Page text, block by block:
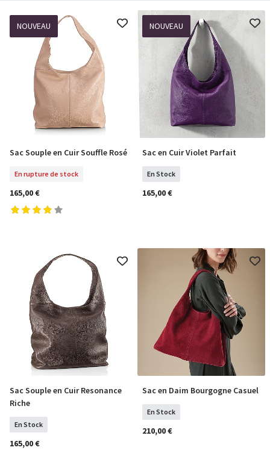
NOUVEAU
En Rupture De Stock
Sac Souple en Cuir Souffle Rosé
En rupture de stock
165,00 €
NOUVEAU
COMMANDER
Sac en Cuir Violet Parfait
En Stock
165,00 €
COMMANDER
Sac Souple en Cuir Resonance
Riche
En Stock
165,00 €
COMMANDER
Sac en Daim Bourgogne Casuel
En Stock
210,00 €